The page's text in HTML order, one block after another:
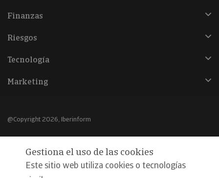
Finanzas
Riesgos
Tecnología
Marketing
@Copyright 2026, Iberinform
Declaración de privacidad
Gestiona el uso de las cookies
Este sitio web utiliza cookies o tecnologías